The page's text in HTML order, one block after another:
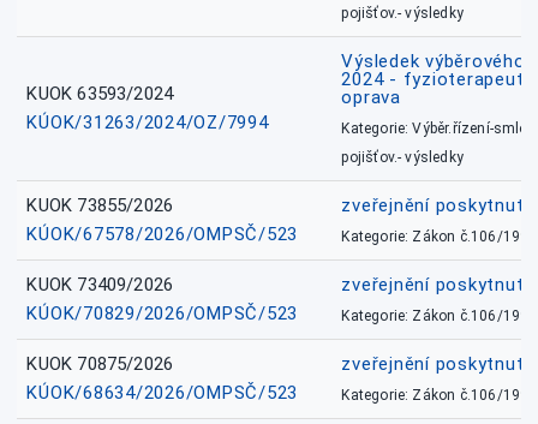
pojišťov.- výsledky
KUOK 63593/2024
KÚOK/31263/2024/OZ/7994
Výsledek výběrového
2024 - fyzioterapeut,
oprava
Kategorie: Výběr.řízení-
pojišťov.- výsledky
KUOK 73855/2026
KÚOK/67578/2026/OMPSČ/523
zveřejnění
Kategorie: Zákon č.106/1999
KUOK 73409/2026
KÚOK/70829/2026/OMPSČ/523
zveřejnění
Kategorie: Zákon č.106/1999
KUOK 70875/2026
KÚOK/68634/2026/OMPSČ/523
zveřejnění
Kategorie: Zákon č.106/1999